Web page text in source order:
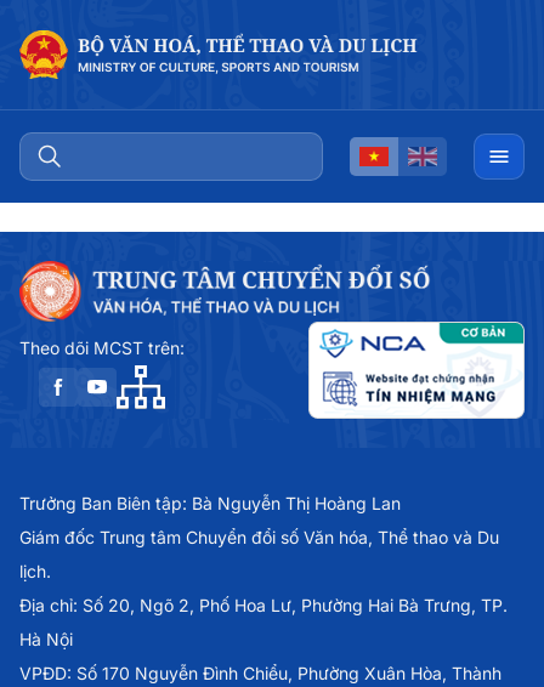
Theo dõi MCST trên:
Trưởng Ban Biên tập: Bà Nguyễn Thị Hoàng Lan
Giám đốc Trung tâm Chuyển đổi số Văn hóa, Thể thao và Du
lịch.
Địa chỉ: Số 20, Ngõ 2, Phố Hoa Lư, Phường Hai Bà Trưng, TP.
Hà Nội
VPĐD: Số 170 Nguyễn Đình Chiểu, Phường Xuân Hòa, Thành